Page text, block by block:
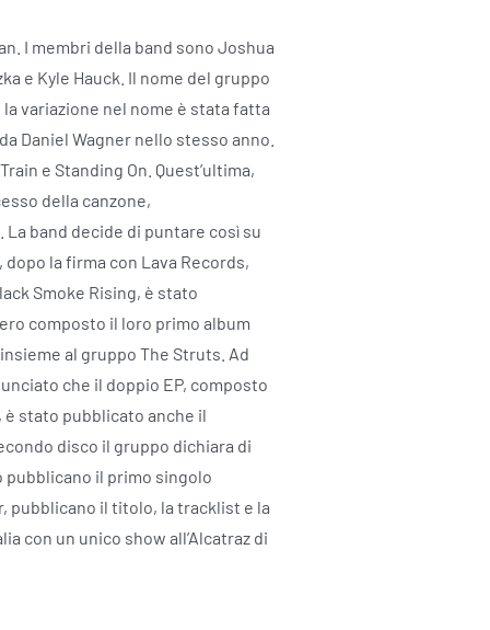
I membri della band sono Joshua
e Kyle Hauck. Il nome del gruppo
variazione nel nome è stata fatta
Daniel Wagner nello stesso anno.
e Standing On. Quest’ultima,
della canzone,
band decide di puntare così su
la firma con Lava Records,
Smoke Rising, è stato
composto il loro primo album
al gruppo The Struts. Ad
che il doppio EP, composto
stato pubblicato anche il
disco il gruppo dichiara di
pubblicano il primo singolo
pubblicano il titolo, la tracklist e la
con un unico show all’Alcatraz di